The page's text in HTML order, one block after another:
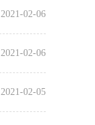
2021-02-06
2021-02-06
2021-02-05